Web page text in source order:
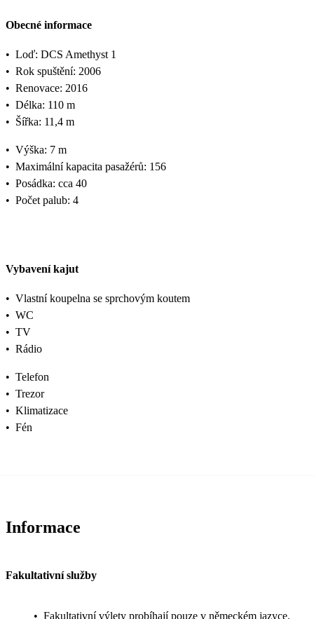
Obecné informace
• Loď: DCS Amethyst 1
• Rok spuštění: 2006
• Renovace: 2016
• Délka: 110 m
• Šířka: 11,4 m
• Výška: 7 m
• Maximální kapacita pasažérů: 156
• Posádka: cca 40
• Počet palub: 4
Vybavení kajut
• Vlastní koupelna se sprchovým koutem
• WC
• TV
• Rádio
• Telefon
• Trezor
• Klimatizace
• Fén
Informace
Fakultativní služby
• Fakultativní výlety probíhají pouze v německém jazyce.